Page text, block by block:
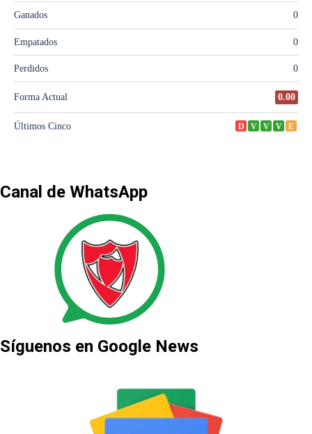
Canal de WhatsApp
Síguenos en Google News